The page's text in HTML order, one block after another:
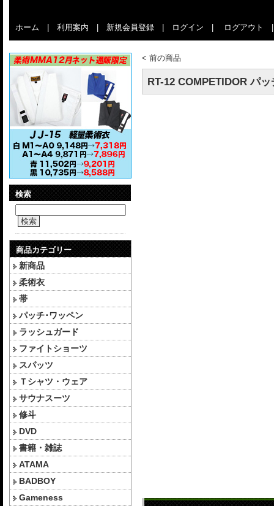
ホーム 利用案内 新規会員登録 ログイン ログアウト
検索
検索
商品カテゴリー
新商品
柔術衣
帯
パッチ･ワッペン
ラッシュガード
ファイトショーツ
スパッツ
Ｔシャツ・ウェア
サウナスーツ
修斗
DVD
書籍・雑誌
ATAMA
BADBOY
Gameness
< 前の商品
RT-12 COMPETIDOR パ